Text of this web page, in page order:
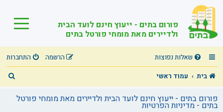
פורום בתים - ייעוץ חינם לועד הבית
ולדיירים מאת מומחי פורטל בתים
שאלות נפוצות התחברות
הרשמה
בית
עמוד ראשי
י
פורום בתים - ייעוץ חינם לועד הבית ולדיירים מאת מומחי פורטל
בתים - מדיניות הפרטיות